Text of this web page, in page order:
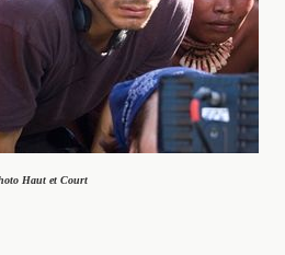
Haut et Court